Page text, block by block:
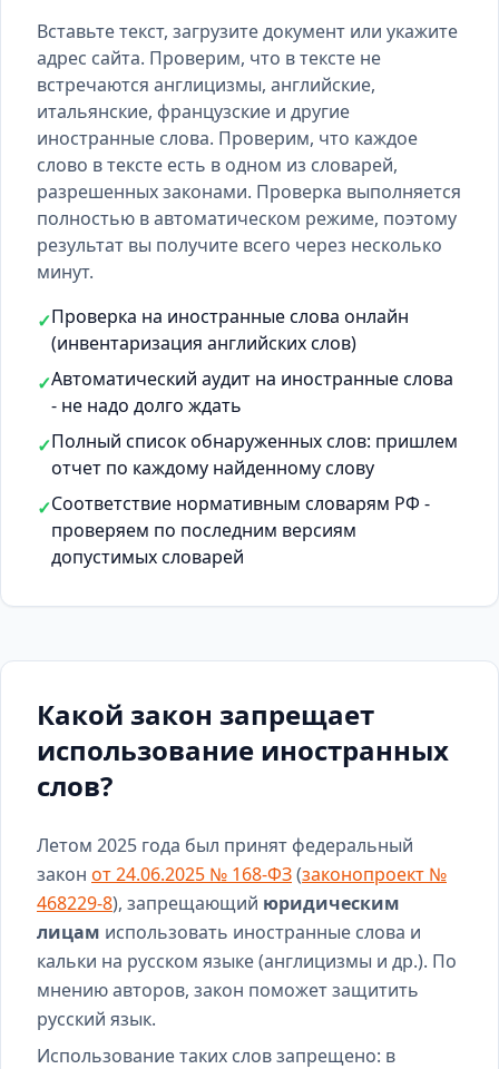
Вставьте текст, загрузите документ или укажите
адрес сайта. Проверим, что в тексте не
встречаются англицизмы, английские,
итальянские, французские и другие
иностранные слова. Проверим, что каждое
слово в тексте есть в одном из словарей,
разрешенных законами. Проверка выполняется
полностью в автоматическом режиме, поэтому
результат вы получите всего через несколько
минут.
✓Проверка на иностранные слова онлайн
(инвентаризация английских слов)
✓Автоматический аудит на иностранные слова
- не надо долго ждать
✓Полный список обнаруженных слов: пришлем
отчет по каждому найденному слову
✓Соответствие нормативным словарям РФ -
проверяем по последним версиям
допустимых словарей
Какой закон запрещает
использование иностранных
слов?
Летом 2025 года был принят федеральный
закон от 24.06.2025 № 168-ФЗ(законопроект №
468229-8), запрещающий юридическим
лицам использовать иностранные слова и
кальки на русском языке (англицизмы и др.). По
мнению авторов, закон поможет защитить
русский язык.
Использование таких слов запрещено: в